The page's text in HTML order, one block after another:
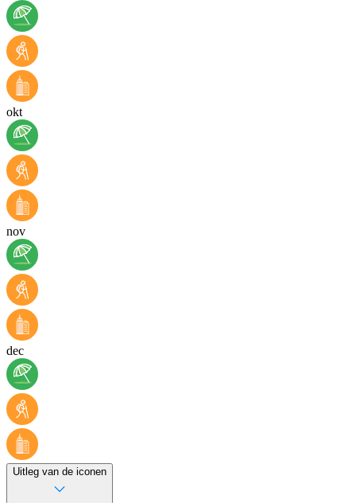
okt
nov
dec
Uitleg van de iconen